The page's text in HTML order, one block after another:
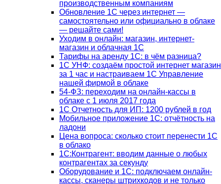
производственным компаниям
Обновление 1С через интернет —
самостоятельно или официально в облаке
— решайте сами!
Уходим в онлайн: магазин, интернет-
магазин и облачная 1С
Тарифы на аренду 1С: в чём разница?
1С УНФ: создаём простой интернет магазин
за 1 час и настраиваем 1С Управление
нашей фирмой в облаке
54-ФЗ: переходим на онлайн-кассы в
облаке с 1 июля 2017 года
1С Отчетность для ИП: 1200 рублей в год
Мобильное приложение 1С: отчётность на
ладони
Цена вопроса: сколько стоит перенести 1С
в облако
1С:Контрагент: вводим данные о любых
контрагентах за секунду
Оборудование и 1С: подключаем онлайн-
кассы, сканеры штрихкодов и не только